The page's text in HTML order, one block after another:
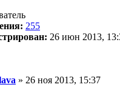
255
26 июн 2013,
» 26 ноя 2013, 15:37